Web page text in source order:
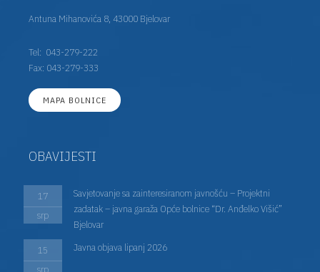
Antuna Mihanovića 8, 43000 Bjelovar
Tel: 043-279-222
Fax: 043-279-333
MAPA BOLNICE
OBAVIJESTI
17
srp
Savjetovanje sa zainteresiranom javnošću – Projektni
zadatak – javna garaža Opće bolnice “Dr. Anđelko Višić”
Bjelovar
15
srp
Javna objava lipanj 2026